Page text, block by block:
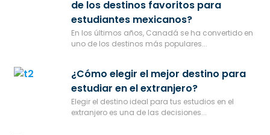
de los destinos favoritos para
estudiantes mexicanos?
En los últimos años, Canadá se ha convertido en
uno de los destinos más populares...
¿Cómo elegir el mejor destino para
estudiar en el extranjero?
Elegir el destino ideal para tus estudios en el
extranjero es una de las decisiones...